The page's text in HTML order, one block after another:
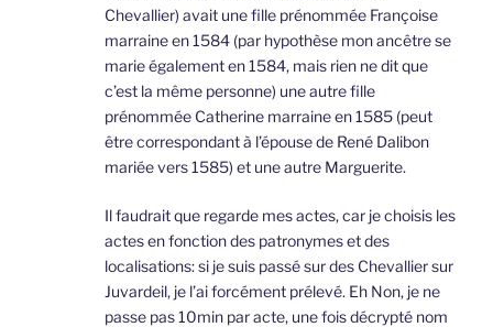
Chevallier) avait une fille prénommée Françoise
marraine en 1584 (par hypothèse mon ancêtre se
marie également en 1584, mais rien ne dit que
c’est la même personne) une autre fille
prénommée Catherine marraine en 1585 (peut
être correspondant à l’épouse de René Dalibon
mariée vers 1585) et une autre Marguerite.
Il faudrait que regarde mes actes, car je choisis les
actes en fonction des patronymes et des
localisations: si je suis passé sur des Chevallier sur
Juvardeil, je l’ai forcément prélevé. Eh Non, je ne
passe pas 10min par acte, une fois décrypté nom